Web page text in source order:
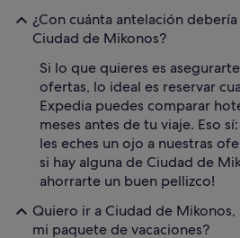
¿Con cuánta antelación
Ciudad de Mikonos?
Si lo que quieres es
ofertas, lo ideal es reservar
Expedia puedes comparar
meses antes de tu viaje. Eso
les eches un ojo a nuestras
si hay alguna de Ciudad de
ahorrarte un buen pellizco!
Quiero ir a Ciudad de
mi paquete de vacaciones?